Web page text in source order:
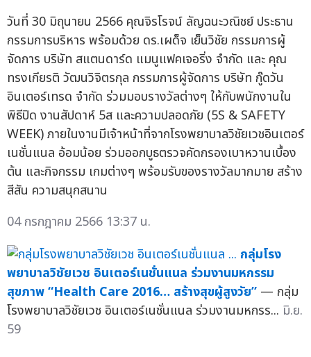
วันที่ 30 มิถุนายน 2566 คุณจิรโรจน์ ลัญฉนะวณิชย์ ประธาน
กรรมการบริหาร พร้อมด้วย ดร.เผด็จ เย็นวิชัย กรรมการผู้
จัดการ บริษัท สแตนดาร์ด แมนูแฟคเจอริ่ง จำกัด และ คุณ
ทรงเกียรติ วัฒนวิจิตรกุล กรรมการผู้จัดการ บริษัท กู๊ดวัน
อินเตอร์เทรด จำกัด ร่วมมอบรางวัลต่างๆ ให้กับพนักงานใน
พิธีปิด งานสัปดาห์ 5ส และความปลอดภัย (5S & SAFETY
WEEK) ภายในงานมีเจ้าหน้าที่จากโรงพยาบาลวิชัยเวชอินเตอร์
เนชั่นแนล อ้อมน้อย ร่วมออกบูธตรวจคัดกรองเบาหวานเบื้อง
ต้น และกิจกรรม เกมต่างๆ พร้อมรับของรางวัลมากมาย สร้าง
สีสัน ความสนุกสนาน
04 กรกฎาคม 2566 13:37 น.
กลุ่มโรง
พยาบาลวิชัยเวช อินเตอร์เนชั่นแนล ร่วมงานมหกรรม
สุขภาพ “Health Care 2016… สร้างสุขผู้สูงวัย” — กลุ่ม
โรงพยาบาลวิชัยเวช อินเตอร์เนชั่นแนล ร่วมงานมหกรร... มิ.ย.
59